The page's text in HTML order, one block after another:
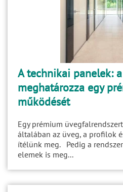
A technikai panelek:
meghatározza egy
működését
Egy prémium
általában az üveg, a profilok
ítélünk meg. Pedig a
elemek is meg...